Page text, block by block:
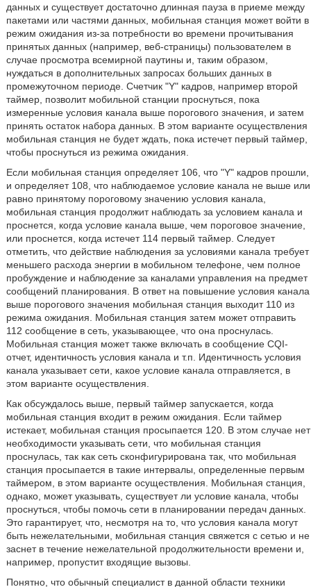
данных и существует достаточно длинная пауза в приеме между
пакетами или частями данных, мобильная станция может войти в
режим ожидания из-за потребности во времени прочитывания
принятых данных (например, веб-страницы) пользователем в
случае просмотра всемирной паутины и, таким образом,
нуждаться в дополнительных запросах больших данных в
промежуточном периоде. Счетчик "Y" кадров, например второй
таймер, позволит мобильной станции проснуться, пока
измеренные условия канала выше порогового значения, и затем
принять остаток набора данных. В этом варианте осуществления
мобильная станция не будет ждать, пока истечет первый таймер,
чтобы проснуться из режима ожидания.
Если мобильная станция определяет 106, что "Y" кадров прошли,
и определяет 108, что наблюдаемое условие канала не выше или
равно принятому пороговому значению условия канала,
мобильная станция продолжит наблюдать за условием канала и
проснется, когда условие канала выше, чем пороговое значение,
или проснется, когда истечет 114 первый таймер. Следует
отметить, что действие наблюдения за условиями канала требует
меньшего расхода энергии в мобильном телефоне, чем полное
пробуждение и наблюдение за каналами управления на предмет
сообщений планирования. В ответ на повышение условия канала
выше порогового значения мобильная станция выходит 110 из
режима ожидания. Мобильная станция затем может отправить
112 сообщение в сеть, указывающее, что она проснулась.
Мобильная станция может также включать в сообщение CQI-
отчет, идентичность условия канала и т.п. Идентичность условия
канала указывает сети, какое условие канала отправляется, в
этом варианте осуществления.
Как обсуждалось выше, первый таймер запускается, когда
мобильная станция входит в режим ожидания. Если таймер
истекает, мобильная станция просыпается 120. В этом случае нет
необходимости указывать сети, что мобильная станция
проснулась, так как сеть сконфигурирована так, что мобильная
станция просыпается в такие интервалы, определенные первым
таймером, в этом варианте осуществления. Мобильная станция,
однако, может указывать, существует ли условие канала, чтобы
проснуться, чтобы помочь сети в планировании передач данных.
Это гарантирует, что, несмотря на то, что условия канала могут
быть нежелательными, мобильная станция свяжется с сетью и не
заснет в течение нежелательной продолжительности времени и,
например, пропустит входящие вызовы.
Понятно, что обычный специалист в данной области техники